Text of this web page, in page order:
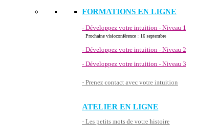
FORMATIONS EN LIGNE
- Développez votre intuition - Niveau 1
Prochaine visioconférence : 16 septembre
- Développez votre intuition - Niveau 2
- Développez votre intuition - Niveau 3
- Prenez contact avec votre intuition
ATELIER EN LIGNE
- Les petits mots de votre histoire